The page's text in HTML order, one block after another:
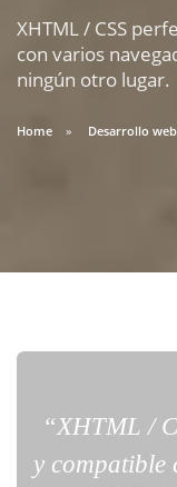
XHTML / CSS
con varios
ningún otro lugar.
Home Desarrollo web
“XHTML /
y compatible